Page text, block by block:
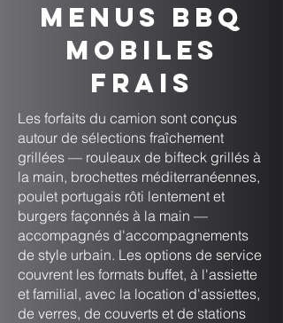
Menus BBQ
mobiles
frais
Les forfaits du camion sont conçus
autour de sélections fraîchement
grillées — rouleaux de bifteck grillés à
la main, brochettes méditerranéennes,
poulet portugais rôti lentement et
burgers façonnés à la main —
accompagnés d'accompagnements
de style urbain. Les options de service
couvrent les formats buffet, à l'assiette
et familial, avec la location d'assiettes,
de verres, de couverts et de stations